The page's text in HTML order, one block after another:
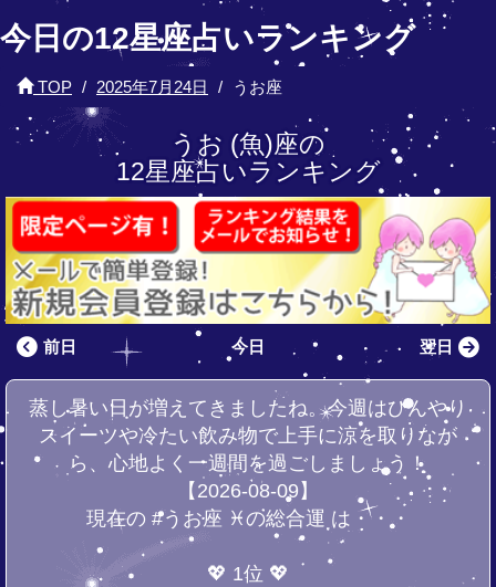
今日の12星座占いランキング
TOP 2025年7月24日 うお座
うお (魚)座の
12星座占いランキング
前日 今日 翌日
蒸し暑い日が増えてきましたね。今週はひんやり
スイーツや冷たい飲み物で上手に涼を取りなが
ら、心地よく一週間を過ごしましょう！
【2026-08-09】
現在の #うお座 ♓の総合運 は・・・
💖 1位 💖